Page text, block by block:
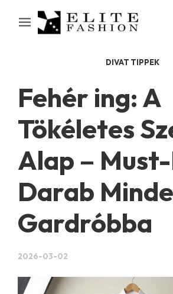
DIVAT TIPPEK
Fehér ing: A
Tökéletes
Alap –
Darab
Gardróbba
2026-03-02